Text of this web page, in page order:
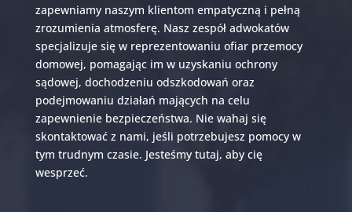
zapewniamy naszym klientom empatyczną i pełną
zrozumienia atmosferę. Nasz zespół adwokatów
specjalizuje się w reprezentowaniu ofiar przemocy
domowej, pomagając im w uzyskaniu ochrony
sądowej, dochodzeniu odszkodowań oraz
podejmowaniu działań mających na celu
zapewnienie bezpieczeństwa. Nie wahaj się
skontaktować z nami, jeśli potrzebujesz pomocy w
tym trudnym czasie. Jesteśmy tutaj, aby cię
wesprzeć.